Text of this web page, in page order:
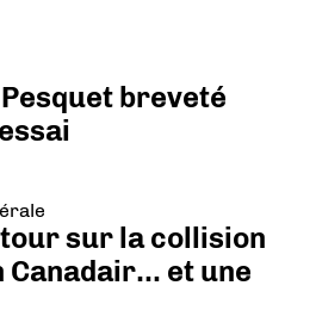
breveté
sur la collision
Canadair… et une